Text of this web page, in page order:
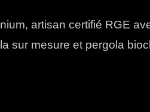
artisan certifié RGE
sur mesure et pergola